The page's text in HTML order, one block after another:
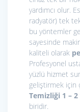
yardımcı olur.
radyatör) tek tek
bu yöntemler
sayesinde
kaliteli olarak
Profesyonel
yüzlü hizmet
geliştirmek için
Temizliği 1 – 2
biridir.